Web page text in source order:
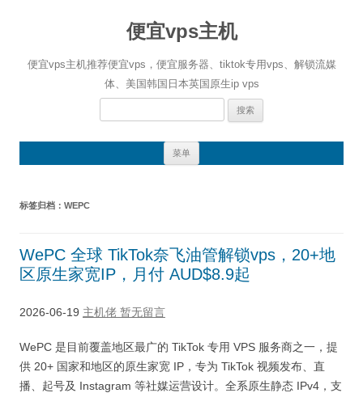
便宜vps主机
便宜vps主机推荐便宜vps，便宜服务器、tiktok专用vps、解锁流媒
体、美国韩国日本英国原生ip vps
搜
菜单
标签归档： WEPC
WePC 全球 TikTok奈飞油管解锁vps，20+地
区原生家宽IP，月付 AUD$8.9起
2026-06-19 主机佬 暂无留言
WePC 是目前覆盖地区最广的 TikTok 专用 VPS 服务商之一，提
供 20+ 国家和地区的原生家宽 IP，专为 TikTok 视频发布、直
播、起号及 Instagram 等社媒运营设计。全系原生静态 IPv4，支